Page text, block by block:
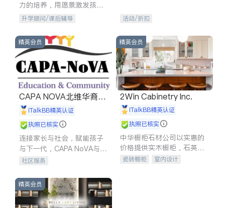
力的培养，用愿景激发孩子
的学习潜力和动力。理念：
石。
升学顾问/课后辅导
专属福利。
活动/折扣
精英会员
CAPA NOVA北维华裔家
长会iTalkBB精英认证
执照已核实
连接家长与社会，赋能孩子
与下一代，CAPA NoVA与您
携手建设包容、公平、充满
社区服务
精英会员
2Win Cabinetry Inc.
iTalkBB精英认证
执照已核实
中华橱柜石材公司以实惠的
价格提供实木橱柜，石英石
台面，多种优质不锈钢水
瓷砖橱柜
室内设计
精英会员